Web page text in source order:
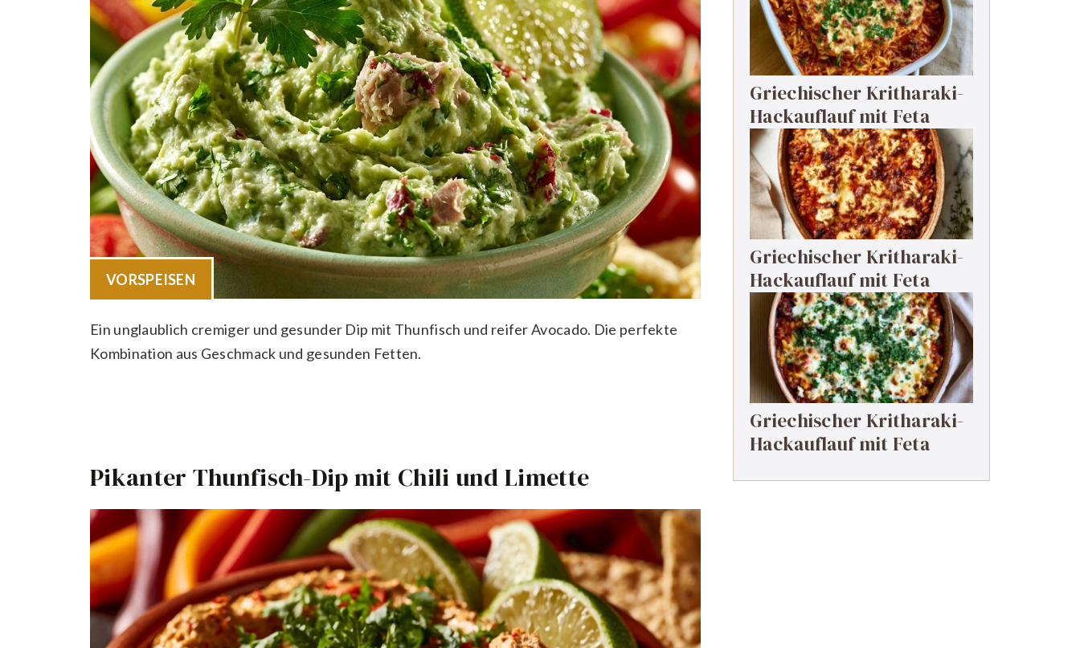
VORSPEISEN
Ein unglaublich cremiger und gesunder Dip mit Thunfisch und reifer Avocado. Die perfekte
Kombination aus Geschmack und gesunden Fetten.
Pikanter Thunfisch-Dip mit Chili und Limette
Griechischer Kritharaki-
Hackauflauf mit Feta
Griechischer Kritharaki-
Hackauflauf mit Feta
Griechischer Kritharaki-
Hackauflauf mit Feta